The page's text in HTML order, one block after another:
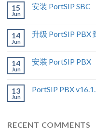
15
Jun
安装 PortSIP SBC
14
Jun
升级 PortSIP PBX
14
Jun
安装 PortSIP PBX
13
Jun
PortSIP PBX
RECENT COMMENTS